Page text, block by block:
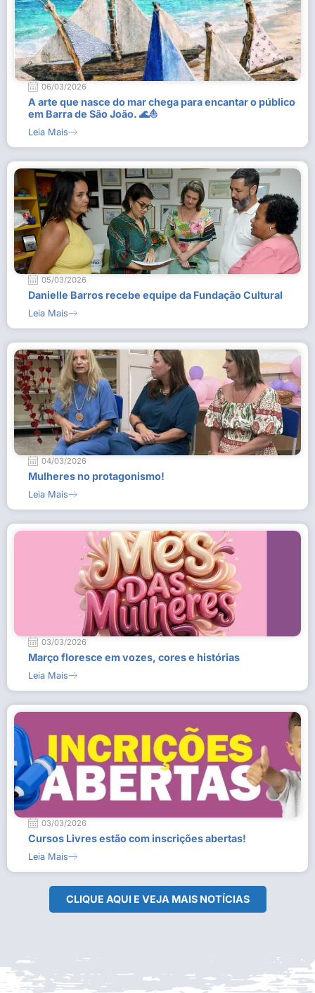
06/03/2026
A arte que nasce do mar chega para encantar o público
em Barra de São João. 🌊⛵
Leia Mais
05/03/2026
Danielle Barros recebe equipe da Fundação Cultural
Leia Mais
04/03/2026
Mulheres no protagonismo!
Leia Mais
03/03/2026
Março floresce em vozes, cores e histórias
Leia Mais
03/03/2026
Cursos Livres estão com inscrições abertas!
Leia Mais
CLIQUE AQUI E VEJA MAIS NOTÍCIAS